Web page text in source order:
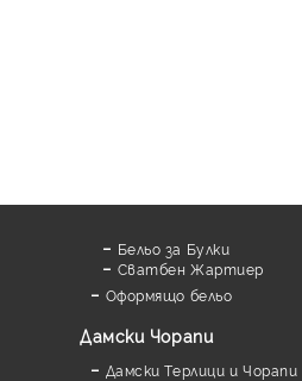
Бельо за Булки
Сватбен Жартиер
Оформящо бельо
Дамски Чорапи
Дамски Терлици и Чорапи